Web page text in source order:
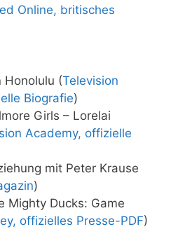
Online, britisches
Honolulu (Television
Biografie)
Girls – Lorelai
Academy, offizielle
mit Peter Krause
)
Mighty Ducks: Game
offizielles Presse-PDF)